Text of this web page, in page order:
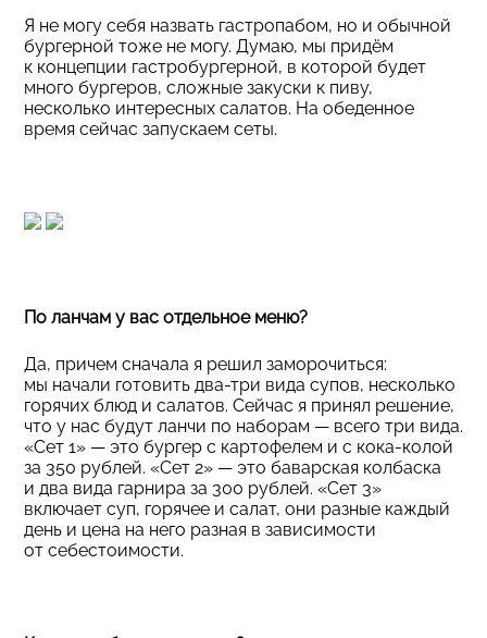
Я не могу себя назвать гастропабом, но и обычной
бургерной тоже не могу. Думаю, мы придём
к концепции гастробургерной, в которой будет
много бургеров, сложные закуски к пиву,
несколько интересных салатов. На обеденное
время сейчас запускаем сеты.
По ланчам у вас отдельное меню?
Да, причем сначала я решил заморочиться:
мы начали готовить два-три вида супов, несколько
горячих блюд и салатов. Сейчас я принял решение,
что у нас будут ланчи по наборам — всего три вида.
«Сет 1» — это бургер с картофелем и с кока-колой
за 350 рублей. «Сет 2» — это баварская колбаска
и два вида гарнира за 300 рублей. «Сет 3»
включает суп, горячее и салат, они разные каждый
день и цена на него разная в зависимости
от себестоимости.